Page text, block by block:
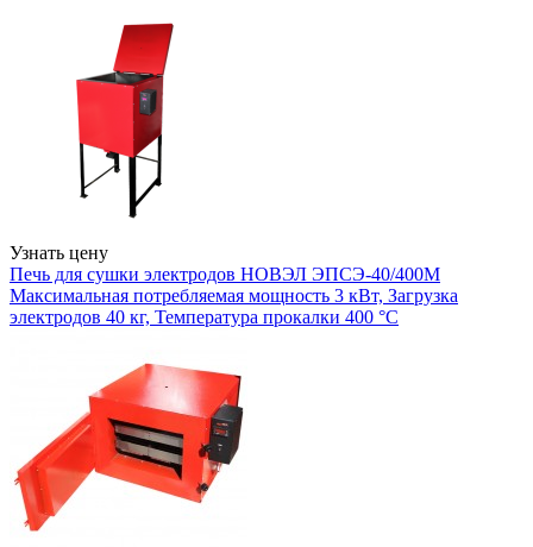
Узнать цену
Печь для сушки электродов НОВЭЛ ЭПСЭ-40/400М
Максимальная потребляемая мощность 3 кВт, Загрузка
электродов 40 кг, Температура прокалки 400 °С